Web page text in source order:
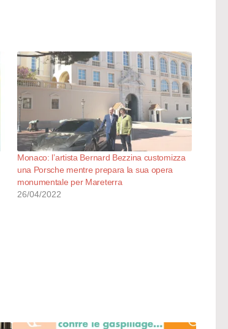
Monaco: l’artista Bernard Bezzina customizza
una Porsche mentre prepara la sua opera
monumentale per Mareterra
26/04/2022